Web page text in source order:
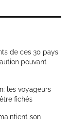
de ces 30 pays
pouvant
les voyageurs
fichés
son